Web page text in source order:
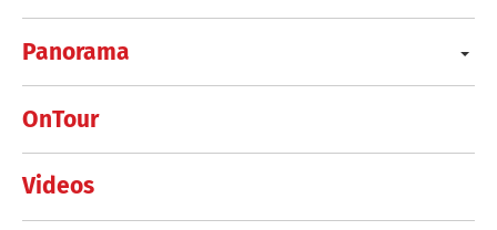
Panorama
OnTour
Videos